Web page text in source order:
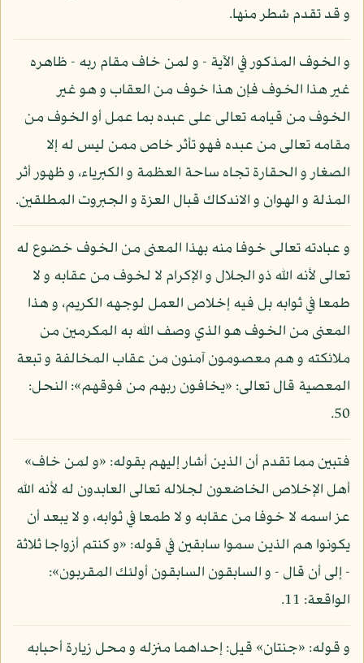
و قد تقدم شطر منها.
و الخوف المذكور في الآية - و لمن خاف مقام ربه - ظاهره
غير هذا الخوف فإن هذا خوف من العقاب و هو غير
الخوف من قيامه تعالى على عبده بما عمل أو الخوف من
مقامه تعالى من عبده فهو تأثر خاص ممن ليس له إلا
الصغار و الحقارة تجاه ساحة العظمة و الكبرياء، و ظهور أثر
المذلة و الهوان و الاندكاك قبال العزة و الجبروت المطلقين.
و عبادته تعالى خوفا منه بهذا المعنى من الخوف خضوع له
تعالى لأنه الله ذو الجلال و الإكرام لا لخوف من عقابه و لا
طمعا في ثوابه بل فيه إخلاص العمل لوجهه الكريم، و هذا
المعنى من الخوف هو الذي وصف الله به المكرمين من
ملائكته و هم معصومون آمنون من عقاب المخالفة و تبعة
المعصية قال تعالى: «يخافون ربهم من فوقهم»: النحل:
50.
فتبين مما تقدم أن الذين أشار إليهم بقوله: «و لمن خاف»
أهل الإخلاص الخاضعون لجلاله تعالى العابدون له لأنه الله
عز اسمه لا خوفا من عقابه و لا طمعا في ثوابه، و لا يبعد أن
يكونوا هم الذين سموا سابقين في قوله: «و كنتم أزواجا ثلاثة
- إلى أن قال - و السابقون السابقون أولئك المقربون»:
الواقعة: 11.
و قوله: «جنتان» قيل: إحداهما منزله و محل زيارة أحبابه